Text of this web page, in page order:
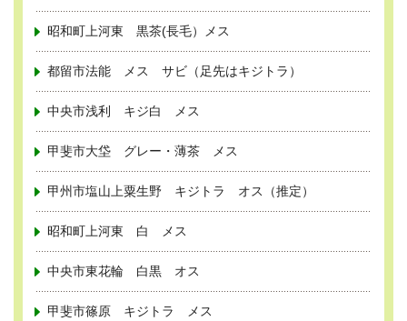
昭和町上河東 黒茶(長毛）メス
都留市法能 メス サビ（足先はキジトラ）
中央市浅利 キジ白 メス
甲斐市大垈 グレー・薄茶 メス
甲州市塩山上粟生野 キジトラ オス（推定）
昭和町上河東 白 メス
中央市東花輪 白黒 オス
甲斐市篠原 キジトラ メス